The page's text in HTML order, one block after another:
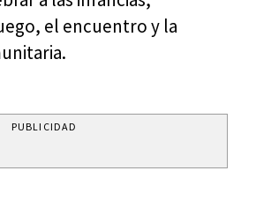
el encuentro y la
PUBLICIDAD